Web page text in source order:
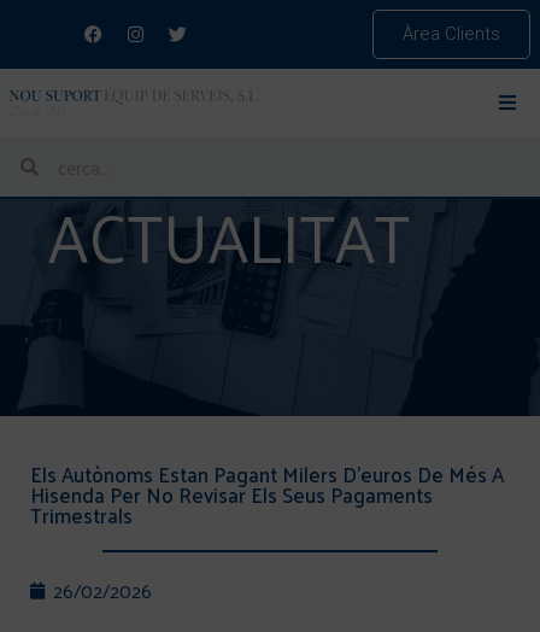
Àrea Clients
ACTUALITAT
Els Autònoms Estan Pagant Milers D’euros De Més A
Hisenda Per No Revisar Els Seus Pagaments
Trimestrals
26/02/2026